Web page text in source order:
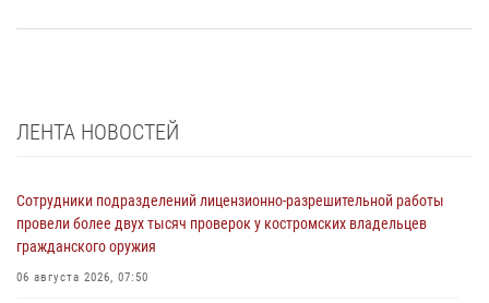
ЛЕНТА НОВОСТЕЙ
Сотрудники подразделений лицензионно-разрешительной работы
провели более двух тысяч проверок у костромских владельцев
гражданского оружия
06 августа 2026, 07:50